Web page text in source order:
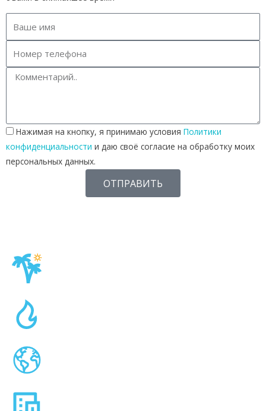
Нажимая на кнопку, я принимаю условия Политики
конфиденциальности и даю своё согласие на обработку моих
персональных данных.
ОТПРАВИТЬ